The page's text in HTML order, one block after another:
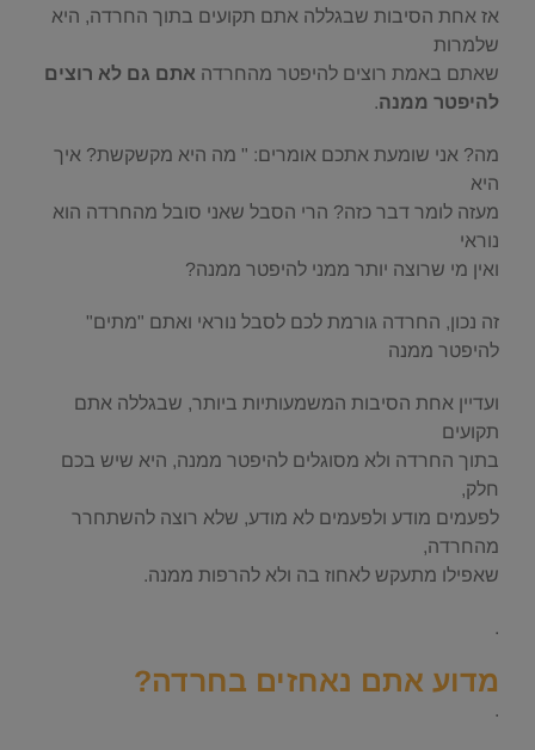
אז אחת הסיבות שבגללה אתם תקועים בתוך החרדה, היא
שלמרות
שאתם באמת רוצים להיפטר מהחרדה אתם גם לא רוצים
להיפטר ממנה.
מה? אני שומעת אתכם אומרים: " מה היא מקשקשת? איך
היא
מעזה לומר דבר כזה? הרי הסבל שאני סובל מהחרדה הוא
נוראי
ואין מי שרוצה יותר ממני להיפטר ממנה?
זה נכון, החרדה גורמת לכם לסבל נוראי ואתם "מתים"
להיפטר ממנה
ועדיין אחת הסיבות המשמעותיות ביותר, שבגללה אתם
תקועים
בתוך החרדה ולא מסוגלים להיפטר ממנה, היא שיש בכם
חלק,
לפעמים מודע ולפעמים לא מודע, שלא רוצה להשתחרר
מהחרדה,
שאפילו מתעקש לאחוז בה ולא להרפות ממנה.
.
מדוע אתם נאחזים בחרדה?
.